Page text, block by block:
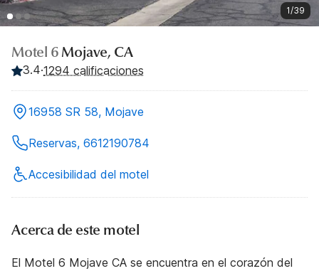
1/39
Motel 6 Mojave, CA
3.4·1294 calificaciones
16958 SR 58, Mojave
Reservas, 6612190784
Accesibilidad del motel
Acerca de este motel
El Motel 6 Mojave CA se encuentra en el corazón del